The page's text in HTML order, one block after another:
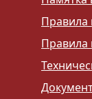
Правила
Правила